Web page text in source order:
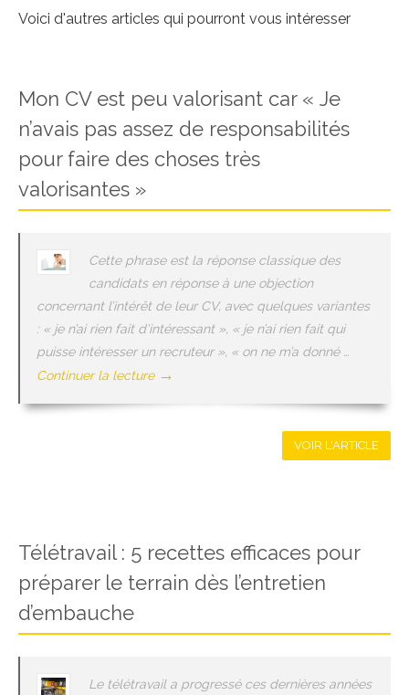
Voici d'autres articles qui pourront vous intéresser
Mon CV est peu valorisant car « Je
n’avais pas assez de responsabilités
pour faire des choses très
valorisantes »
Cette phrase est la réponse classique des
candidats en réponse à une objection
concernant l’intérêt de leur CV, avec quelques variantes
: « je n’ai rien fait d’intéressant », « je n’ai rien fait qui
puisse intéresser un recruteur », « on ne m’a donné …
Continuer la lecture →
VOIR L'ARTICLE
Télétravail : 5 recettes efficaces pour
préparer le terrain dès l’entretien
d’embauche
Le télétravail a progressé ces dernières années